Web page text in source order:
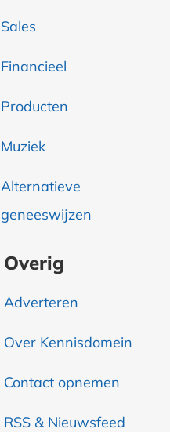
Sales
Financieel
Producten
Muziek
Alternatieve
geneeswijzen
Overig
Adverteren
Over Kennisdomein
Contact opnemen
RSS & Nieuwsfeed